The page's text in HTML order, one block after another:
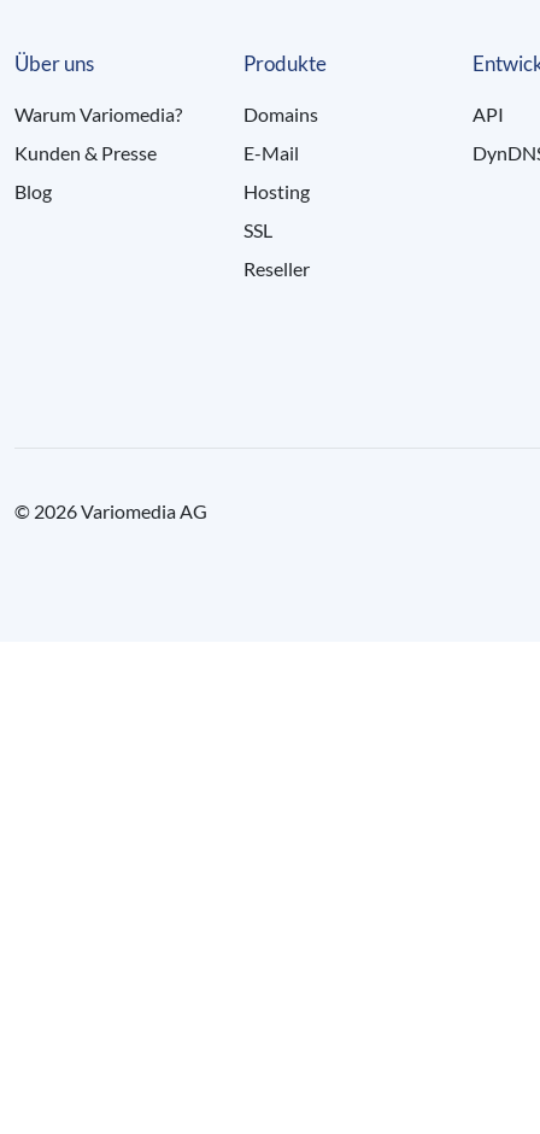
Über uns
Warum Variomedia?
Kunden & Presse
Blog
Produkte
Domains
E-Mail
Hosting
SSL
Reseller
API
© 2026 Variomedia AG